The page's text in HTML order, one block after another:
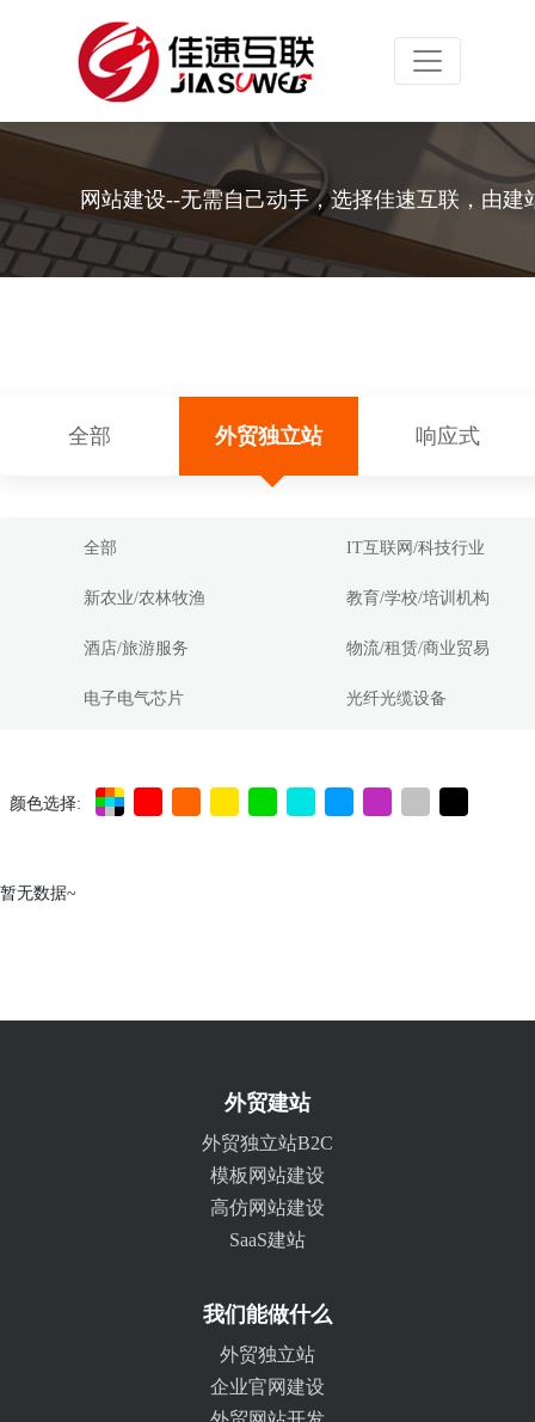
Toggle
网站建设--无需自己动手，选择佳速互联，由建
全部 外贸独立站 响应式
全部 IT互联网/科技行业
新农业/农林牧渔 教育/学校/培训机构
酒店/旅游服务 物流/租赁/商业贸易
电子电气芯片 光纤光缆设备
颜色选择:
暂无数据~
外贸建站
外贸独立站B2C
模板网站建设
高仿网站建设
SaaS建站
我们能做什么
外贸独立站
企业官网建设